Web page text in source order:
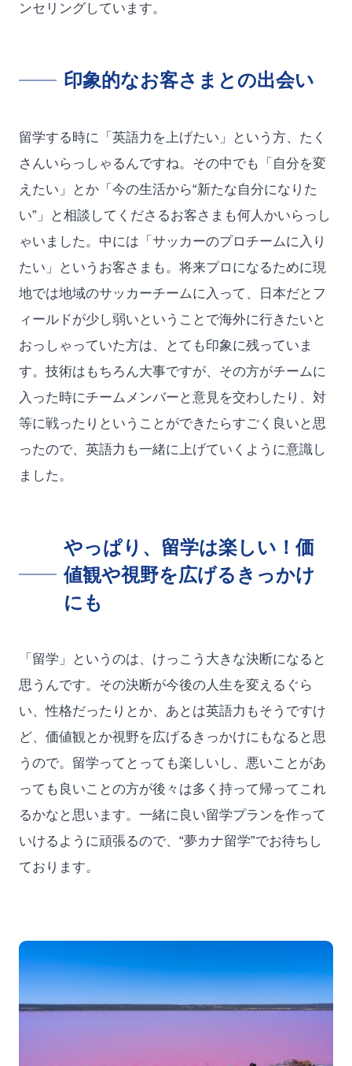
ンセリングしています。
印象的なお客さまとの出会い
留学する時に「英語力を上げたい」という方、たく
さんいらっしゃるんですね。その中でも「自分を変
えたい」とか「今の生活から“新たな自分になりた
い”」と相談してくださるお客さまも何人かいらっし
ゃいました。中には「サッカーのプロチームに入り
たい」というお客さまも。将来プロになるために現
地では地域のサッカーチームに入って、日本だとフ
ィールドが少し弱いということで海外に行きたいと
おっしゃっていた方は、とても印象に残っていま
す。技術はもちろん大事ですが、その方がチームに
入った時にチームメンバーと意見を交わしたり、対
等に戦ったりということができたらすごく良いと思
ったので、英語力も一緒に上げていくように意識し
ました。
やっぱり、留学は楽しい！価
値観や視野を広げるきっかけ
にも
「留学」というのは、けっこう大きな決断になると
思うんです。その決断が今後の人生を変えるぐら
い、性格だったりとか、あとは英語力もそうですけ
ど、価値観とか視野を広げるきっかけにもなると思
うので。留学ってとっても楽しいし、悪いことがあ
っても良いことの方が後々は多く持って帰ってこれ
るかなと思います。一緒に良い留学プランを作って
いけるように頑張るので、“夢カナ留学”でお待ちし
ております。